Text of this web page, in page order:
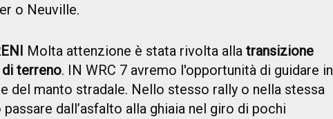
o Neuville.
Molta attenzione è stata rivolta alla transizione
terreno. IN WRC 7 avremo l'opportunità di guidare in
del manto stradale. Nello stesso rally o nella stessa
dall’asfalto alla ghiaia nel giro di pochi